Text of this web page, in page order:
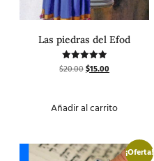
Las piedras del Efod
Valorado
con
$20.00$15.00
Añadir al carrito
¡Oferta!